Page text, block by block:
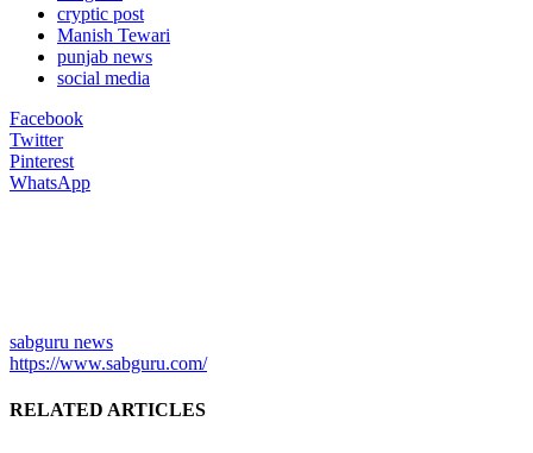
cryptic post
Manish Tewari
punjab news
social media
Facebook
Twitter
Pinterest
WhatsApp
sabguru news
https://www.sabguru.com/
RELATED ARTICLES